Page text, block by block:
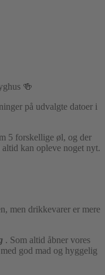
🍻
på udvalgte datoer i
5 forskellige øl, og der
kan opleve noget nyt.
men drikkevarer er mere
. Som altid åbner vores
god mad og hyggelig